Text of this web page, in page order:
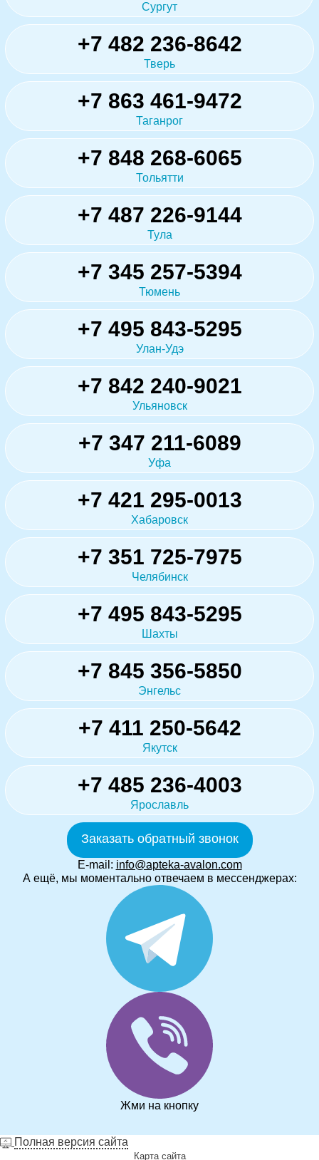
Сургут
+7 482 236-8642
Тверь
+7 863 461-9472
Таганрог
+7 848 268-6065
Тольятти
+7 487 226-9144
Тула
+7 345 257-5394
Тюмень
+7 495 843-5295
Улан-Удэ
+7 842 240-9021
Ульяновск
+7 347 211-6089
Уфа
+7 421 295-0013
Хабаровск
+7 351 725-7975
Челябинск
+7 495 843-5295
Шахты
+7 845 356-5850
Энгельс
+7 411 250-5642
Якутск
+7 485 236-4003
Ярославль
Заказать обратный звонок
E-mail: info@apteka-avalon.com
А ещё, мы моментально отвечаем в мессенджерах:
Жми на кнопку
Полная версия сайта
Карта сайта